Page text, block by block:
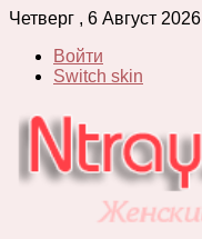
Четверг , 6 Август 2026
Войти
Switch skin